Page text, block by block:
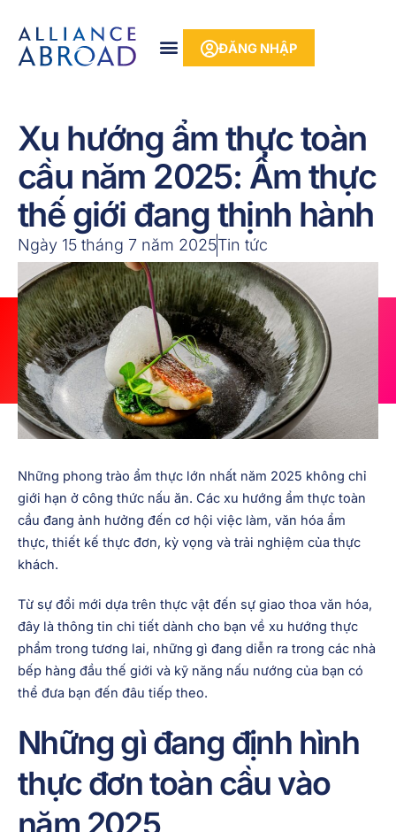
nội
dung
qua
dung
ĐĂNG NHẬP
Xu hướng ẩm thực toàn
cầu năm 2025: Ẩm thực
thế giới đang thịnh hành
Ngày 15 tháng 7 năm 2025Tin tức
Những phong trào ẩm thực lớn nhất năm 2025 không chỉ
giới hạn ở công thức nấu ăn. Các xu hướng ẩm thực toàn
cầu đang ảnh hưởng đến cơ hội việc làm, văn hóa ẩm
thực, thiết kế thực đơn, kỳ vọng và trải nghiệm của thực
khách.
Từ sự đổi mới dựa trên thực vật đến sự giao thoa văn hóa,
đây là thông tin chi tiết dành cho bạn về xu hướng thực
phẩm trong tương lai, những gì đang diễn ra trong các nhà
bếp hàng đầu thế giới và kỹ năng nấu nướng của bạn có
thể đưa bạn đến đâu tiếp theo.
Những gì đang định hình
thực đơn toàn cầu vào